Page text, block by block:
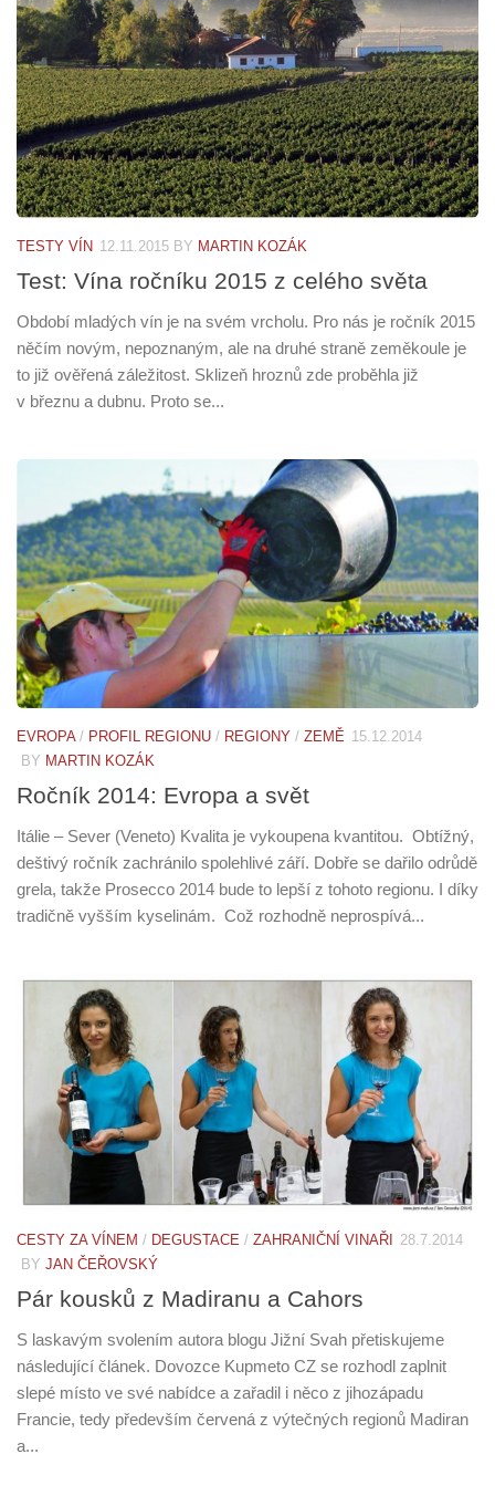
TESTY VÍN 12.11.2015 BY MARTIN KOZÁK
Test: Vína ročníku 2015 z celého světa
Období mladých vín je na svém vrcholu. Pro nás je ročník 2015
něčím novým, nepoznaným, ale na druhé straně zeměkoule je
to již ověřená záležitost. Sklizeň hroznů zde proběhla již
v březnu a dubnu. Proto se...
EVROPA / PROFIL REGIONU / REGIONY / ZEMĚ 15.12.2014
BY MARTIN KOZÁK
Ročník 2014: Evropa a svět
Itálie – Sever (Veneto) Kvalita je vykoupena kvantitou. Obtížný,
deštivý ročník zachránilo spolehlivé září. Dobře se dařilo odrůdě
grela, takže Prosecco 2014 bude to lepší z tohoto regionu. I díky
tradičně vyšším kyselinám. Což rozhodně neprospívá...
CESTY ZA VÍNEM / DEGUSTACE / ZAHRANIČNÍ VINAŘI
28.7.2014
BY JAN ČEŘOVSKÝ
Pár kousků z Madiranu a Cahors
S laskavým svolením autora blogu Jižní Svah přetiskujeme
následující článek. Dovozce Kupmeto CZ se rozhodl zaplnit
slepé místo ve své nabídce a zařadil i něco z jihozápadu
Francie, tedy především červená z výtečných regionů Madiran
a...